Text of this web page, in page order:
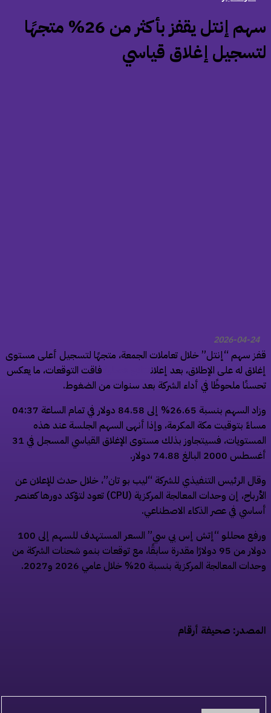
‏سهم إنتل يقفز بأكثر من 26% متجهًا
إغلاق قياسي
2026-04-24
سهم “إنتل” خلال تعاملات الجمعة، متجهًا لتسجيل أعلى مستوى
له على الإطلاق، بعد إعلاننتائج فصلية
فاقت التوقعات، ما يعكس
ملحوظًا في أداء الشركة بعد سنوات من الضغوط.
وزاد السهم بنسبة 26.65% إلى 84.58 دولار في تمام الساعة 04:37
بتوقيت مكة المكرمة، وإذا أنهى السهم الجلسة عند هذه
المستويات، فسيتجاوز بذلك مستوى الإغلاق القياسي المسجل في 31
البالغ 74.88 دولار.
الرئيس التنفيذي للشركة “ليب بو تان”، خلال حدث للإعلان عن
الأرباح، إن وحدات المعالجة المركزية (CPU) تعود لتؤكد دورها كعنصر
في عصر الذكاء الاصطناعي.
ورفع محللو “إتش إس بي سي” السعر المستهدف للسهم إلى 100
دولار من 95 دولارًا مقدرة سابقًا، مع توقعات بنمو شحنات الشركة من
المعالجة المركزية بنسبة 20% خلال عامي 2026 و2027.
صحيفة أرقام